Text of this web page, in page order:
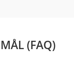
(FAQ)